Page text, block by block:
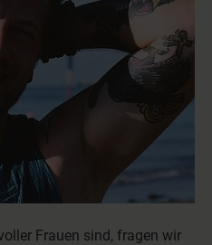
Frauen sind, fragen wir